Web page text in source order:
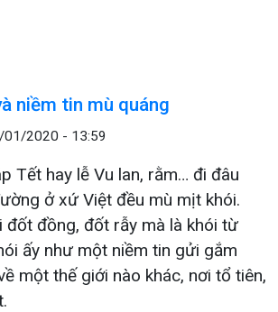
niềm tin mù quáng
01/2020 - 13:59
Tết hay lễ Vu lan, rằm… đi đâu
ở xứ Việt đều mù mịt khói.
đốt đồng, đốt rẫy mà là khói từ
ấy như một niềm tin gửi gắm
một thế giới nào khác, nơi tổ tiên,